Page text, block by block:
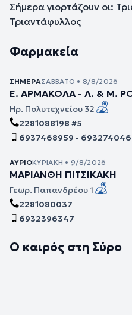
Σήμερα γιορτάζουν οι:
Τριαντάφυλλος
Φαρμακεία
ΣΉΜΕΡΑΣΆΒΒΑΤΟ • 8/8/2026
Ε. ΑΡΜΑΚΟΛΑ - Λ. & Μ.
Ηρ. Πολυτεχνείου 32
2281088198 #5
6937468959 -
ΑΎΡΙΟΚΥΡΙΑΚΉ • 9/8/2026
ΜΑΡΙΑΝΘΗ ΠΙΤΣΙΚΑΚΗ
Γεωρ. Παπανδρέου 1
2281080037
6932396347
Ο καιρός στη Σύρο